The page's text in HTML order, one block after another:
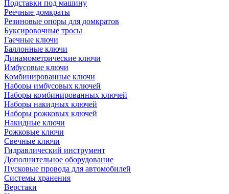
Подставки под машину
Реечные домкраты
Резиновые опоры для домкратов
Буксировочные тросы
Гаечные ключи
Баллонные ключи
Динамометрические ключи
Имбусовые ключи
Комбинированные ключи
Наборы имбусовых ключей
Наборы комбинированных ключей
Наборы накидных ключей
Наборы рожковых ключей
Накидные ключи
Рожковые ключи
Свечные ключи
Гидравлический инструмент
Дополнительное оборудование
Пусковые провода для автомобилей
Системы хранения
Верстаки